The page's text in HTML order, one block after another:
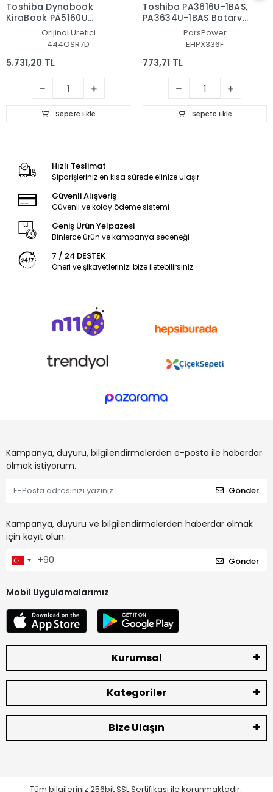
Toshiba Dynabook
KiraBook PA5160U
Batarya - PilOrijinal Üretici
444OSR7D
5.731,20 TL
Sepete Ekle
Toshiba PA3616U-1BAS,
PA3634U-1BAS Batarya
- Pil (Pars Power)
ParsPower
EHPX336F
773,71 TL
Sepete Ekle
Hızlı Teslimat
Siparişleriniz en kısa sürede elinize ulaşır.
Güvenli Alışveriş
Güvenli ve kolay ödeme sistemi
Geniş Ürün Yelpazesi
Binlerce ürün ve kampanya seçeneği
7 / 24 DESTEK
Öneri ve şikayetlerinizi bize iletebilirsiniz.
Kampanya, duyuru, bilgilendirmelerden e-posta ile haberdar
olmak istiyorum.
Gönder
Kampanya, duyuru ve bilgilendirmelerden haberdar olmak
için kayıt olun.
Gönder
Mobil Uygulamalarımız
Kurumsal
Kategoriler
Bize Ulaşın
Tüm bilgileriniz 256bit SSL Sertifikası ile korunmaktadır.